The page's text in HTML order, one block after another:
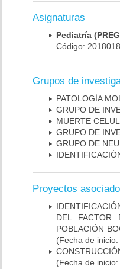
Asignaturas
Pediatría
Código:
Grupos de
PATOLOGÍA
GRUPO DE
MUERTE
GRUPO DE
GRUPO DE
Proyectos
DEL FACTOR
POBLACIÓN
(Fecha de
(Fecha de